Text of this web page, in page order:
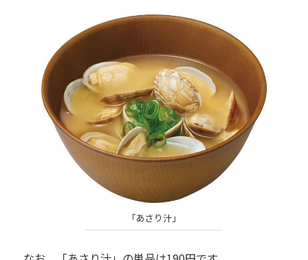
「あさり汁」